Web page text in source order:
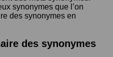
synonymes que l’on
des synonymes en
des synonymes